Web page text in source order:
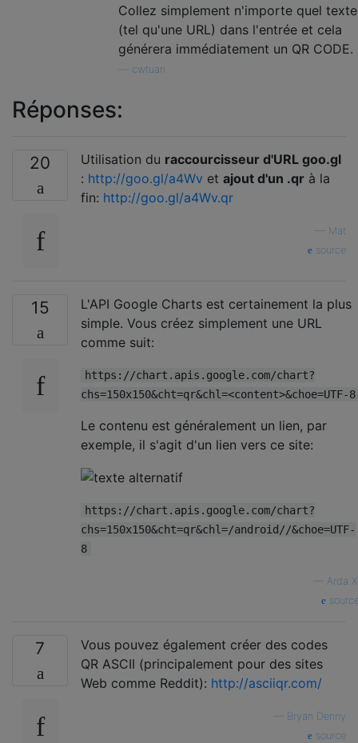
Collez simplement n'importe quel texte
(tel qu'une URL) dans l'entrée et cela
générera immédiatement un QR CODE.
cwtuan
Réponses:
20 Utilisation du raccourcisseur d'URL goo.gl
: http://goo.gl/a4Wv et ajout d'un .qr à la
fin: http://goo.gl/a4Wv.qr
Mat
source
15
L'API Google Charts est certainement la plus
simple. Vous créez simplement une URL
comme suit:
https://chart.apis.google.com/chart?
chs=150x150&cht=qr&chl=<content>&choe=UTF-8
Le contenu est généralement un lien, par
exemple, il s'agit d'un lien vers ce site:
https://chart.apis.google.com/chart?
chs=150x150&cht=qr&chl=/android//&choe=UTF-
8
Arda
7
Vous pouvez également créer des codes
QR ASCII (principalement pour des sites
Web comme Reddit): http://asciiqr.com/
Bryan Denny
source